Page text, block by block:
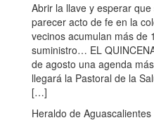
Abrir la llave y esperar
parecer acto de fe en la
vecinos acumulan más de
suministro… EL
de agosto una agenda
llegará la Pastoral de la
[…]
Heraldo de Aguascalientes